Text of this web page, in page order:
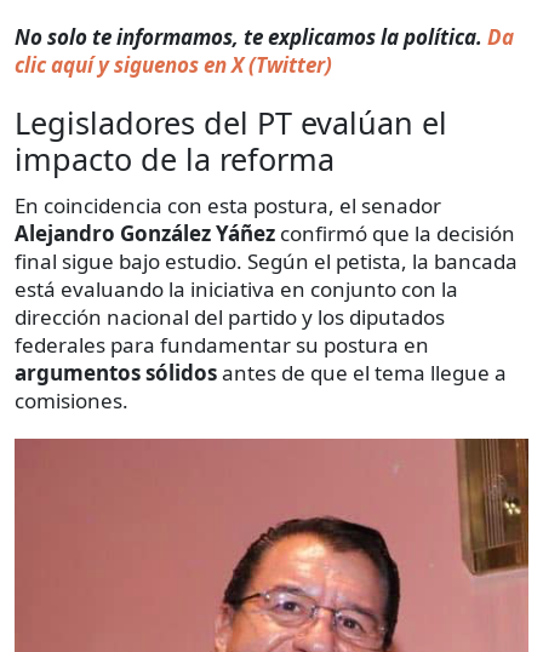
No solo te informamos, te explicamos la política. Da
clic aquí y siguenos en X (Twitter)
Legisladores del PT evalúan el
impacto de la reforma
En coincidencia con esta postura, el senador
Alejandro González Yáñez confirmó que la decisión
final sigue bajo estudio. Según el petista, la bancada
está evaluando la iniciativa en conjunto con la
dirección nacional del partido y los diputados
federales para fundamentar su postura en
argumentos sólidosantes de que el tema llegue a
comisiones.